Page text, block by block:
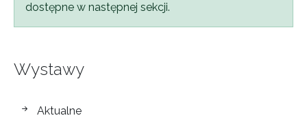
dostępne w następnej sekcji.
Wystawy
wystawy
Aktualne